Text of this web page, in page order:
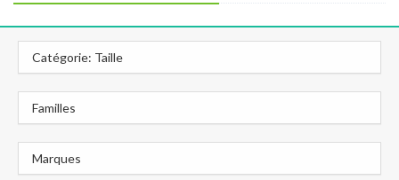
Catégorie: Taille
Familles
Marques